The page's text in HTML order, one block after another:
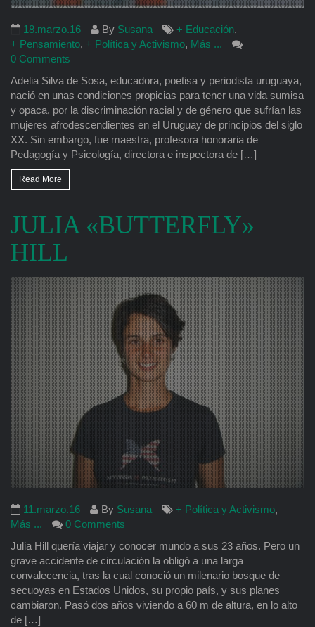
18.marzo.16 By Susana + Educación,
+ Pensamiento, + Política y Activismo, Más ...
0 Comments
Adelia Silva de Sosa, educadora, poetisa y periodista uruguaya,
nació en unas condiciones propicias para tener una vida sumisa
y opaca, por la discriminación racial y de género que sufrían las
mujeres afrodescendientes en el Uruguay de principios del siglo
XX. Sin embargo, fue maestra, profesora honoraria de
Pedagogía y Psicología, directora e inspectora de […]
Read More
JULIA «BUTTERFLY»
HILL
11.marzo.16 By Susana + Política y Activismo,
Más ...
0 Comments
Julia Hill quería viajar y conocer mundo a sus 23 años. Pero un
grave accidente de circulación la obligó a una larga
convalecencia, tras la cual conoció un milenario bosque de
secuoyas en Estados Unidos, su propio país, y sus planes
cambiaron. Pasó dos años viviendo a 60 m de altura, en lo alto
de […]